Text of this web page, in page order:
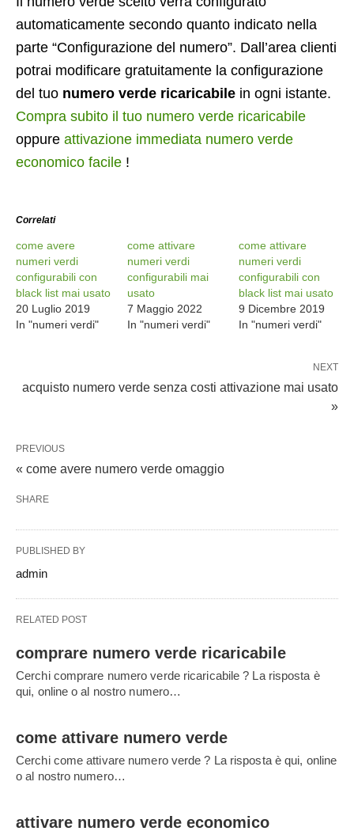
automaticamente secondo quanto indicato nella
parte “Configurazione del numero”. Dall’area clienti
potrai modificare gratuitamente la configurazione
del tuo numero verde ricaricabile in ogni istante.
Compra subito il tuo numero verde ricaricabile
oppure attivazione immediata numero verde
economico facile !
Correlati
come avere
numeri verdi
configurabili con
black list mai usato
20 Luglio 2019
In "numeri verdi"
come attivare
numeri verdi
configurabili mai
usato
7 Maggio 2022
In "numeri verdi"
come attivare
numeri verdi
configurabili con
black list mai usato
9 Dicembre 2019
In "numeri verdi"
NEXT
acquisto numero verde senza costi attivazione mai usato
»
PREVIOUS
« come avere numero verde omaggio
SHARE
PUBLISHED BY
admin
RELATED POST
comprare numero verde ricaricabile
Cerchi comprare numero verde ricaricabile ? La risposta è
qui, online o al nostro numero…
come attivare numero verde
Cerchi come attivare numero verde ? La risposta è qui, online
o al nostro numero…
attivare numero verde economico